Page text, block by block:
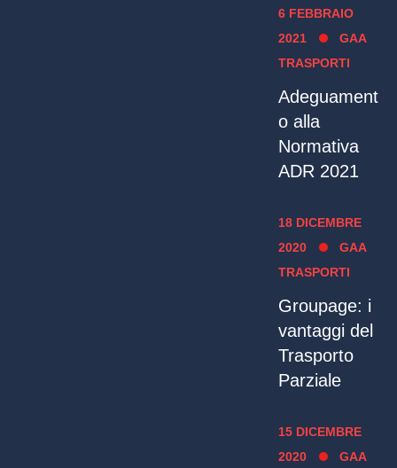
6 FEBBRAIO
2021
GAA
TRASPORTI
Adeguament
o alla
Normativa
ADR 2021
18 DICEMBRE
2020
GAA
TRASPORTI
Groupage: i
vantaggi del
Trasporto
Parziale
15 DICEMBRE
2020
GAA